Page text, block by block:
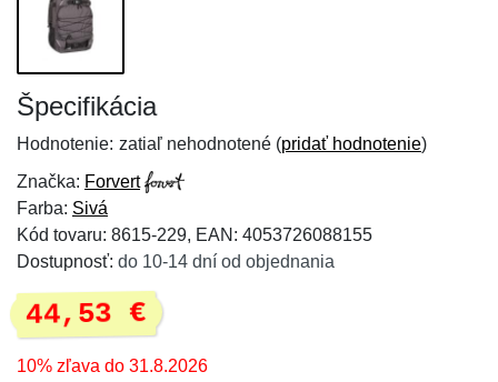
Špecifikácia
Hodnotenie: zatiaľ nehodnotené (pridať hodnotenie)
Značka: Forvert
Farba: Sivá
Kód tovaru: 8615-229, EAN: 4053726088155
Dostupnosť: do 10-14 dní od objednania
44,53 €
10% zľava do 31.8.2026